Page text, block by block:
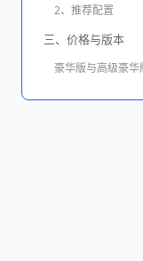
2、推荐配置
三、价格与版本